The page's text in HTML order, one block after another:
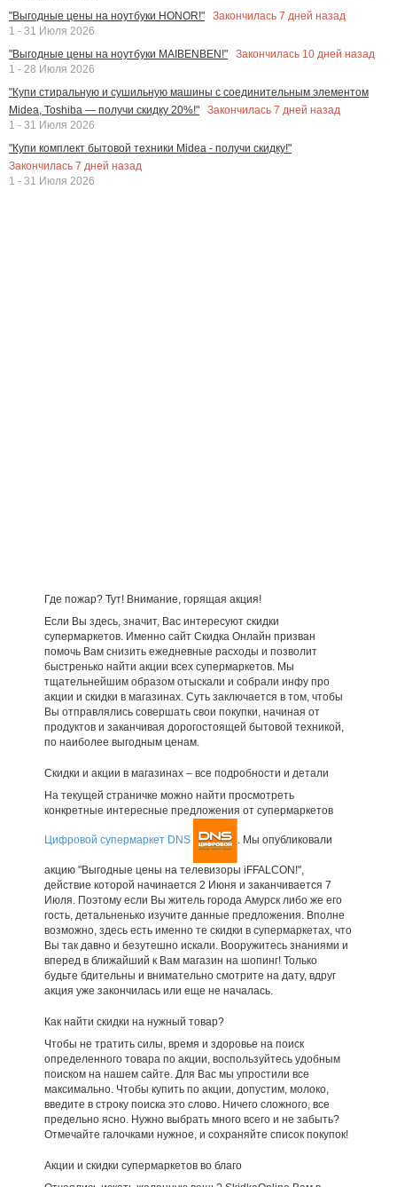
"Выгодные цены на ноутбуки HONOR!"
Закончилась 7 дней назад
1 - 31 Июля 2026
"Выгодные цены на ноутбуки MAIBENBEN!"
Закончилась 10 дней назад
1 - 28 Июля 2026
"Купи стиральную и сушильную машины с соединительным элементом
Midea, Toshiba — получи скидку 20%!"
Закончилась 7 дней назад
1 - 31 Июля 2026
"Купи комплект бытовой техники Midea - получи скидку!"
Закончилась 7 дней назад
1 - 31 Июля 2026
Где пожар? Тут! Внимание, горящая акция!
Если Вы здесь, значит, Вас интересуют скидки
супермаркетов. Именно сайт Скидка Онлайн призван
помочь Вам снизить ежедневные расходы и позволит
быстренько найти акции всех супермаркетов. Мы
тщательнейшим образом отыскали и собрали инфу про
акции и скидки в магазинах. Суть заключается в том, чтобы
Вы отправлялись совершать свои покупки, начиная от
продуктов и заканчивая дорогостоящей бытовой техникой,
по наиболее выгодным ценам.
Скидки и акции в магазинах – все подробности и детали
На текущей страничке можно найти просмотреть
конкретные интересные предложения от супермаркетов
Цифровой супермаркет DNS . Мы опубликовали
акцию "Выгодные цены на телевизоры iFFALCON!",
действие которой начинается 2 Июня и заканчивается 7
Июля. Поэтому если Вы житель города Амурск либо же его
гость, детальненько изучите данные предложения. Вполне
возможно, здесь есть именно те скидки в супермаркетах, что
Вы так давно и безутешно искали. Вооружитесь знаниями и
вперед в ближайший к Вам магазин на шопинг! Только
будьте бдительны и внимательно смотрите на дату, вдруг
акция уже закончилась или еще не началась.
Как найти скидки на нужный товар?
Чтобы не тратить силы, время и здоровье на поиск
определенного товара по акции, воспользуйтесь удобным
поиском на нашем сайте. Для Вас мы упростили все
максимально. Чтобы купить по акции, допустим, молоко,
введите в строку поиска это слово. Ничего сложного, все
предельно ясно. Нужно выбрать много всего и не забыть?
Отмечайте галочками нужное, и сохраняйте список покупок!
Акции и скидки супермаркетов во благо